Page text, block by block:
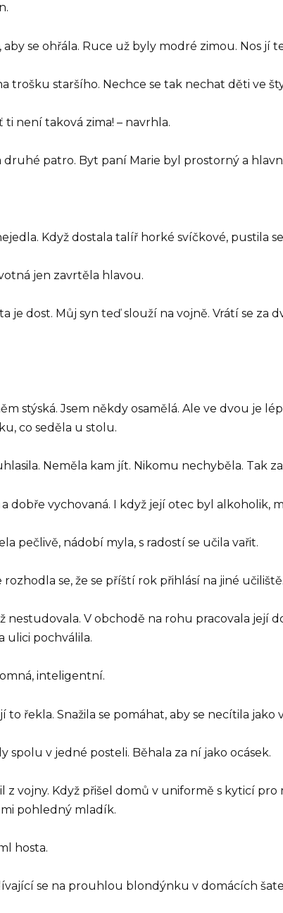
se ohřála. Ruce už byly modré zimou. Nos jí
trošku staršího. Nechce se tak nechat děti ve
ti není taková zima! – navrhla.
patro. Byt paní Marie byl prostorný a
Když dostala talíř horké svíčkové, pustila
jen zavrtěla hlavou.
je dost. Můj syn teď slouží na vojně. Vrátí se za
stýská. Jsem někdy osamělá. Ale ve dvou je
co seděla u stolu.
Neměla kam jít. Nikomu nechyběla. Tak
dobře vychovaná. I když její otec byl alkoholik,
pečlivě, nádobí myla, s radostí se učila vařit.
se, že se příští rok přihlásí na jiné učiliště.
nestudovala. V obchodě na rohu pracovala její
ulici pochválila.
inteligentní.
řekla. Snažila se pomáhat, aby se necítila jako
spolu v jedné posteli. Běhala za ní jako ocásek.
z vojny. Když přišel domů v uniformě s kyticí
pohledný mladík.
hosta.
se na prouhlou blondýnku v domácích